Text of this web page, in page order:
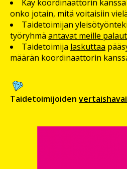
Käy koordinaattorin
onko jotain, mitä voitaisiin
Taidetoimijan
työryhmä antavat meille
Taidetoimija laskuttaa
määrän koordinaattorin
Taidetoimijoiden